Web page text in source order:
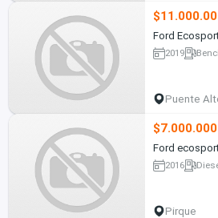
Ford
2019
Puente
$7.000.000
Ford
2016
Pirque